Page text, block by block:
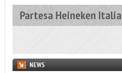
Partesa Heineken Italia
NEWS